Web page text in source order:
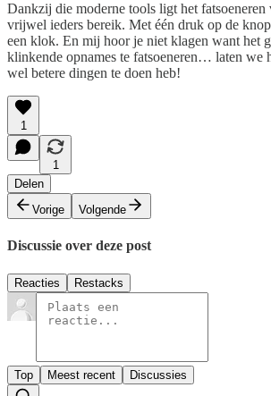
Dankzij die moderne tools ligt het fatsoeneren
vrijwel ieders bereik. Met één druk op de
een klok. En mij hoor je niet klagen want het
klinkende opnames te fatsoeneren… laten we
wel betere dingen te doen heb!
1
1
Delen
Vorige
Volgende
Discussie over deze post
Reacties Restacks
Top Meest recent Discussies